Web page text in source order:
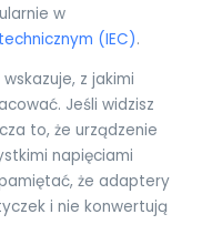
w
(IEC).
z jakimi
Jeśli widzisz
to, że urządzenie
napięciami
że adaptery
i nie konwertują